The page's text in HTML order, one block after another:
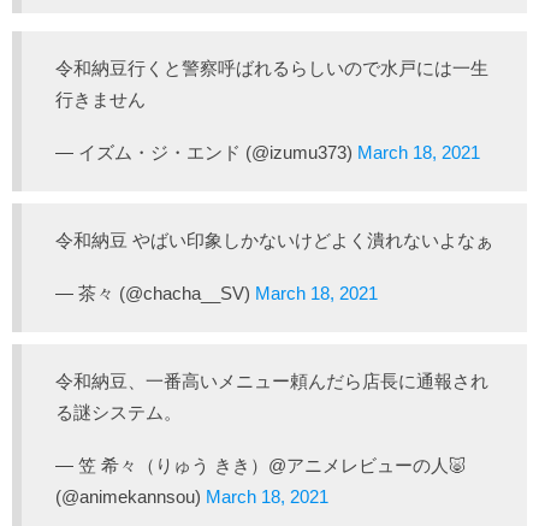
令和納豆行くと警察呼ばれるらしいので水戸には一生
行きません
— イズム・ジ・エンド (@izumu373) March 18, 2021
令和納豆 やばい印象しかないけどよく潰れないよなぁ
— 茶々 (@chacha__SV) March 18, 2021
令和納豆、一番高いメニュー頼んだら店長に通報され
る謎システム。
— 笠 希々（りゅう きき）@アニメレビューの人🐷
(@animekannsou) March 18, 2021